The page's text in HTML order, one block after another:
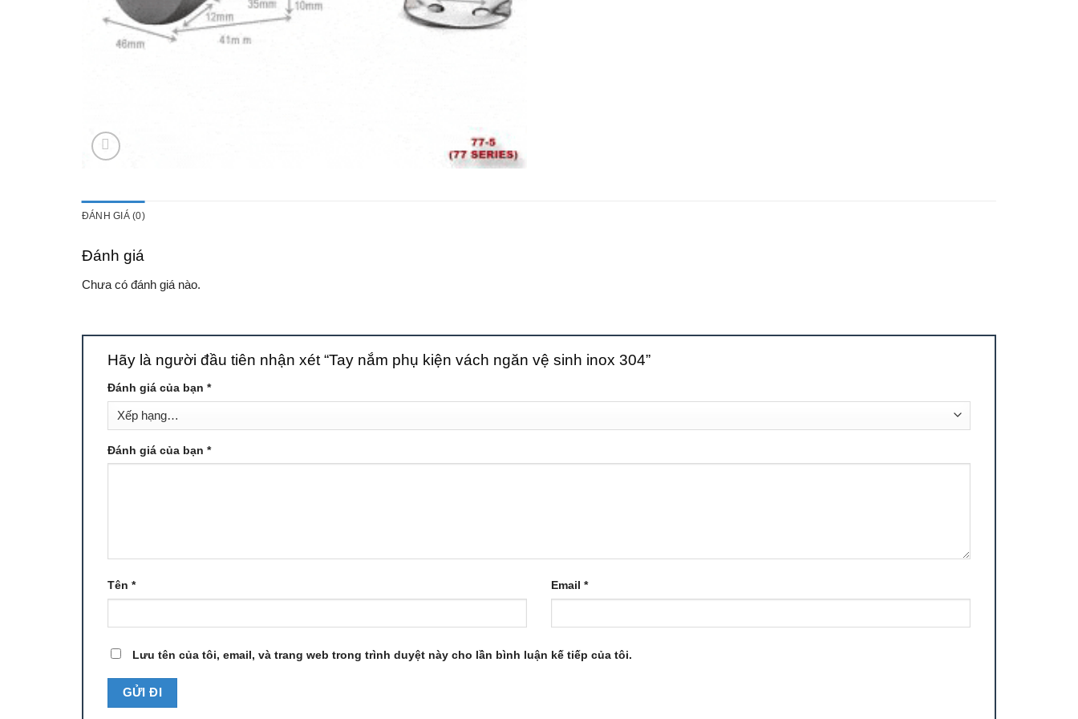
ĐÁNH GIÁ (0)
Đánh giá
Chưa có đánh giá nào.
Hãy là người đầu tiên nhận xét “Tay nắm phụ kiện vách ngăn vệ sinh inox 304”
Đánh giá của bạn *
Đánh giá của bạn *
Tên * Email *
Lưu tên của tôi, email, và trang web trong trình duyệt này cho lần bình luận kế tiếp của tôi.